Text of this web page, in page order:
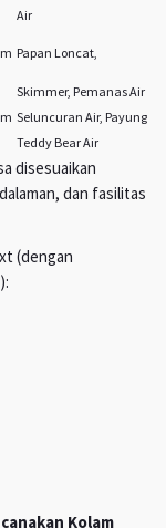
Air
Papan Loncat,
Skimmer, Pemanas Air
Seluncuran Air, Payung
Teddy Bear Air
disesuaikan
dan fasilitas
(dengan
Kolam